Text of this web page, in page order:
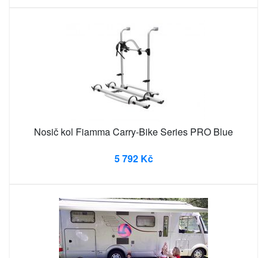
Nosič kol Fiamma Carry-Bike Series PRO Blue
5 792 Kč